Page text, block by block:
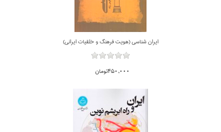
ايران شناسي (هويت فرهنگ و خلقيات ايراني)
450,000تومان